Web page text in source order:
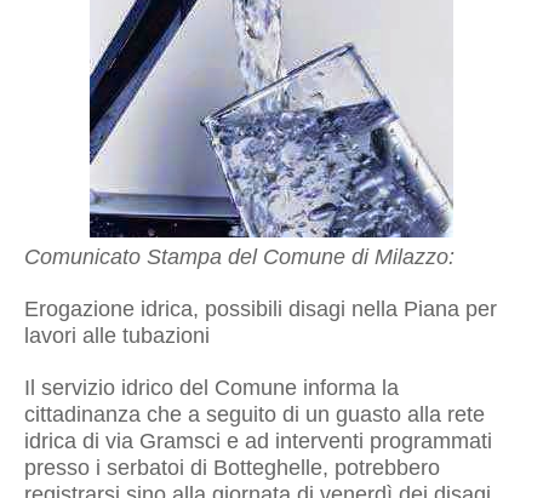
Comunicato Stampa del Comune di Milazzo:
Erogazione idrica, possibili disagi nella Piana per
lavori alle tubazioni
Il servizio idrico del Comune informa la
cittadinanza che a seguito di un guasto alla rete
idrica di via Gramsci e ad interventi programmati
presso i serbatoi di Botteghelle, potrebbero